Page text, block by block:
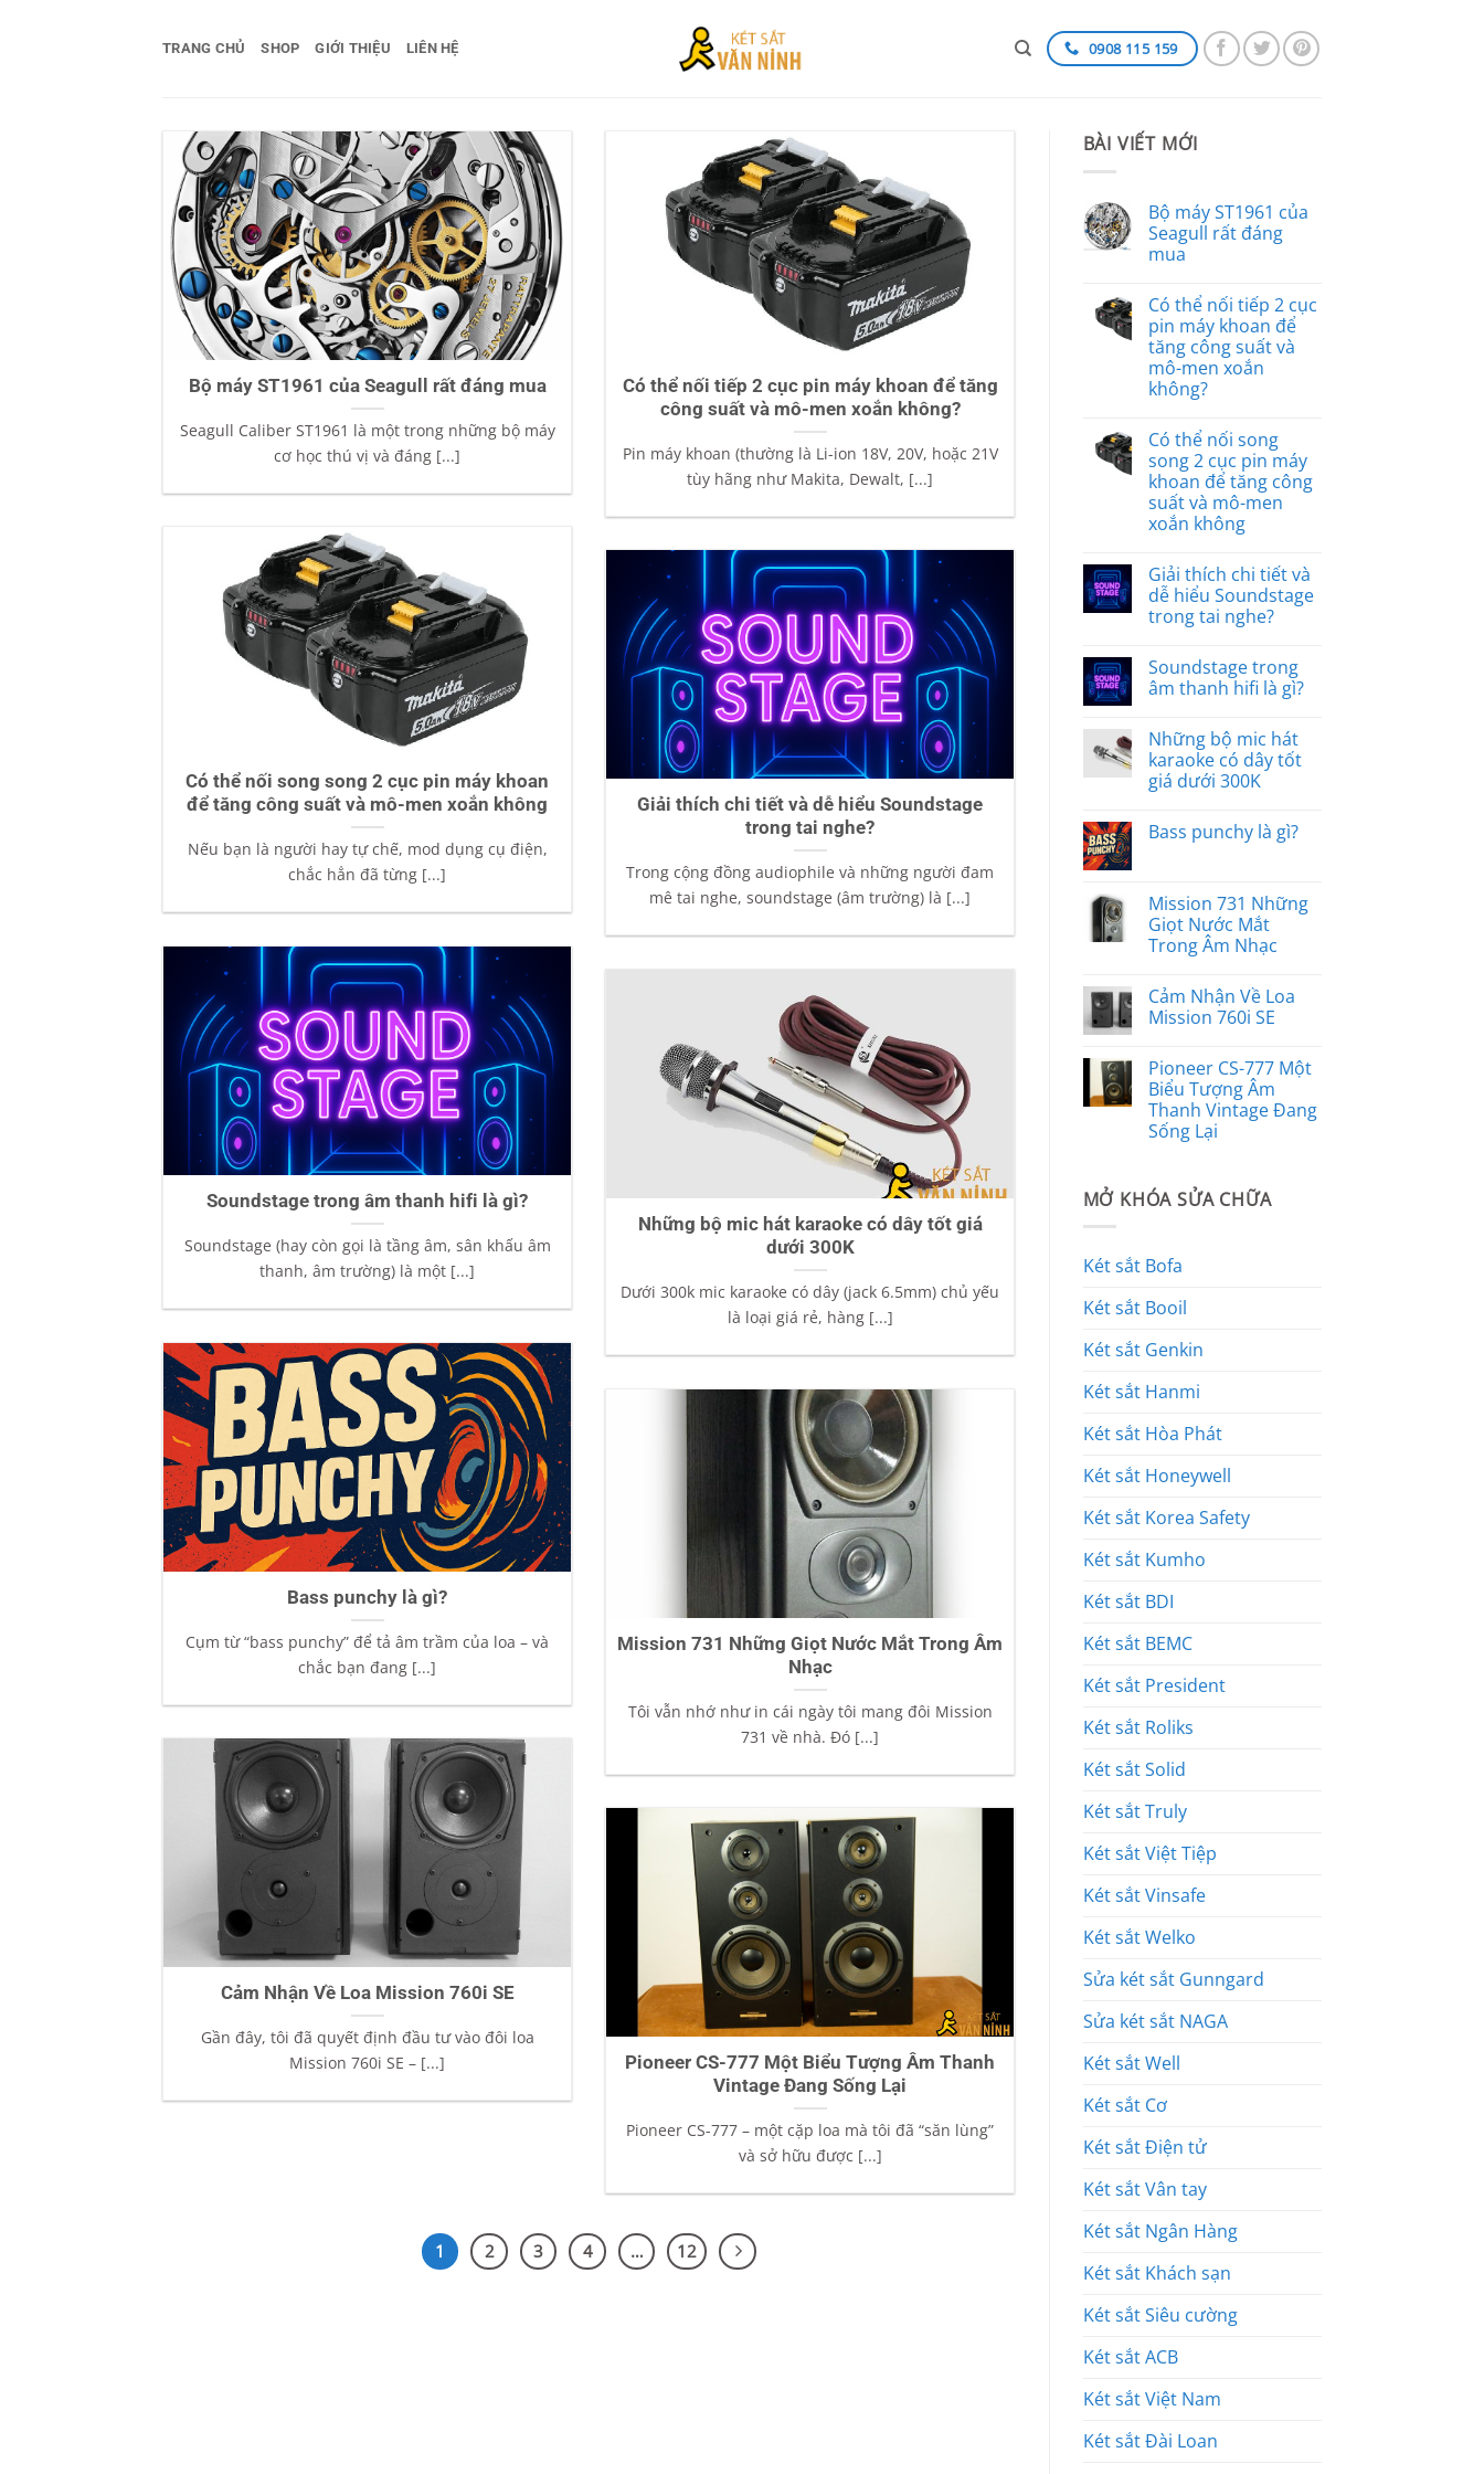
TRANG CHỦ SHOP GIỚI THIỆU LIÊN HỆ 0908 115 159
Bộ máy ST1961 của Seagull rất đáng mua
Seagull Caliber ST1961 là một trong những bộ máy
cơ học thú vị và đáng [...]
Có thể nối tiếp 2 cục pin máy khoan để tăng
công suất và mô-men xoắn không?
Pin máy khoan (thường là Li-ion 18V, 20V, hoặc 21V
tùy hãng như Makita, Dewalt, [...]
Có thể nối song song 2 cục pin máy khoan
để tăng công suất và mô-men xoắn không
Nếu bạn là người hay tự chế, mod dụng cụ điện,
chắc hẳn đã từng [...]
Giải thích chi tiết và dễ hiểu Soundstage
trong tai nghe?
Trong cộng đồng audiophile và những người đam
mê tai nghe, soundstage (âm trường) là [...]
Soundstage trong âm thanh hifi là gì?
Soundstage (hay còn gọi là tầng âm, sân khấu âm
thanh, âm trường) là một [...]
Những bộ mic hát karaoke có dây tốt giá
dưới 300K
Dưới 300k mic karaoke có dây (jack 6.5mm) chủ yếu
là loại giá rẻ, hàng [...]
Bass punchy là gì?
Cụm từ “bass punchy” để tả âm trầm của loa – và
chắc bạn đang [...]
Mission 731 Những Giọt Nước Mắt Trong Âm
Nhạc
Tôi vẫn nhớ như in cái ngày tôi mang đôi Mission
731 về nhà. Đó [...]
Cảm Nhận Về Loa Mission 760i SE
Gần đây, tôi đã quyết định đầu tư vào đôi loa
Mission 760i SE – [...]
Pioneer CS-777 Một Biểu Tượng Âm Thanh
Vintage Đang Sống Lại
Pioneer CS-777 – một cặp loa mà tôi đã “săn lùng”
và sở hữu được [...]
1 2 3 4 … 12
BÀI VIẾT MỚI
Bộ máy ST1961 của
Seagull rất đáng
mua
Có thể nối tiếp 2 cục
pin máy khoan để
tăng công suất và
mô-men xoắn
không?
Có thể nối song
song 2 cục pin máy
khoan để tăng công
suất và mô-men
xoắn không
Giải thích chi tiết và
dễ hiểu Soundstage
trong tai nghe?
Soundstage trong
âm thanh hifi là gì?
Những bộ mic hát
karaoke có dây tốt
giá dưới 300K
Bass punchy là gì?
Mission 731 Những
Giọt Nước Mắt
Trong Âm Nhạc
Cảm Nhận Về Loa
Mission 760i SE
Pioneer CS-777 Một
Biểu Tượng Âm
Thanh Vintage Đang
Sống Lại
MỞ KHÓA SỬA CHỮA
Két sắt Bofa
Két sắt Booil
Két sắt Genkin
Két sắt Hanmi
Két sắt Hòa Phát
Két sắt Honeywell
Két sắt Korea Safety
Két sắt Kumho
Két sắt BDI
Két sắt BEMC
Két sắt President
Két sắt Roliks
Két sắt Solid
Két sắt Truly
Két sắt Việt Tiệp
Két sắt Vinsafe
Két sắt Welko
Sửa két sắt Gunngard
Sửa két sắt NAGA
Két sắt Well
Két sắt Cơ
Két sắt Điện tử
Két sắt Vân tay
Két sắt Ngân Hàng
Két sắt Khách sạn
Két sắt Siêu cường
Két sắt ACB
Két sắt Việt Nam
Két sắt Đài Loan